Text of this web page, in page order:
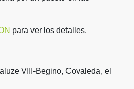
para ver los detalles.
VIII-Begino, Covaleda, el